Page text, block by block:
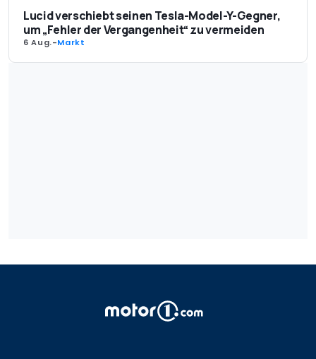
Lucid verschiebt seinen Tesla-Model-Y-Gegner,
um „Fehler der Vergangenheit“ zu vermeiden
6 Aug.-Markt